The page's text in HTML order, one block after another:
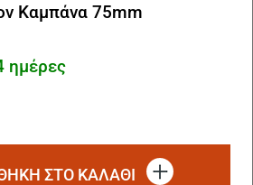
Καμπάνα 75mm
ημέρες
ΣΤΟ ΚΑΛΑΘΙ